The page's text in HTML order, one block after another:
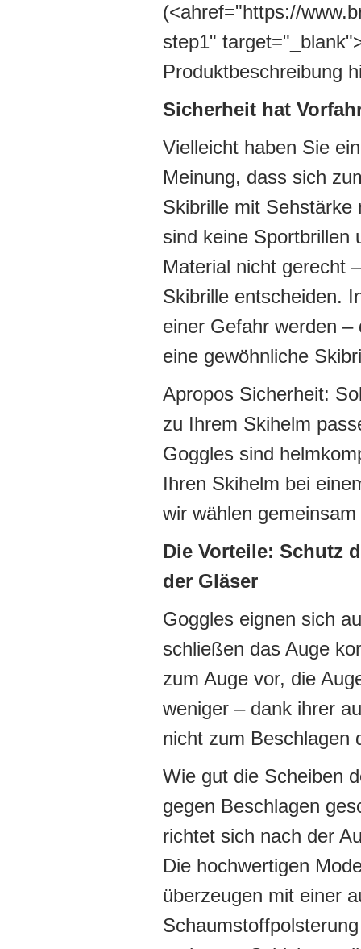
(<ahref="https://
step1"
Produktbeschreibung
Sicherheit hat
Vielleicht haben Sie
Meinung, dass sich
Skibrille mit Sehstärke
sind keine Sportbrillen
Material nicht gerecht
Skibrille entscheiden.
einer Gefahr werden
eine gewöhnliche
Apropos Sicherheit:
zu Ihrem Skihelm
Goggles sind
Ihren Skihelm bei
wir wählen
Die Vorteile: Schutz
der Gläser
Goggles eignen sich
schließen das Auge
zum Auge vor, die
weniger – dank ihrer
nicht zum Beschlagen
Wie gut die Scheiben
gegen Beschlagen
richtet sich nach der
Die hochwertigen
überzeugen mit einer